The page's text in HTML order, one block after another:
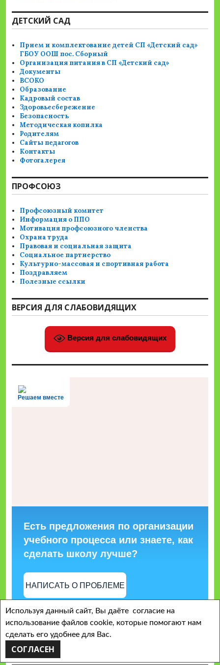
ДЕТСКИЙ САД
Прием и комплектование детей СП «Детский сад»
ГБОУ ООШ пос. Сборный
Организация питания в СП «Детский сад»
Документы
ВСОКО
Образование
Кадровый состав
Здоровьесбережение
Безопасность
Методическая копилка
Родителям
Сайты педагогов
Контакты
Фотогалерея
ПРОФСОЮЗ
Профсоюзный комитет
Информация о ППО
Мотивация профсоюзного членства
Охрана труда
Правовая и социальная защита
Социальное партнерство
Культурно-массовая и спортивная работа
Поздравляем
Полезные ссылки
ВЕРСИЯ ДЛЯ СЛАБОВИДЯЩИХ
Версия для слабовидящих
Решаем вместе
Есть предложения по организации
учебного процесса или знаете, как
сделать школу лучше?
НАПИСАТЬ О ПРОБЛЕМЕ
Найти:
Используя данный сайт, Вы даёте согласие на
использование файлов cookie, которые помогают нам
сделать его удобнее для Вас.
СОГЛАСЕН